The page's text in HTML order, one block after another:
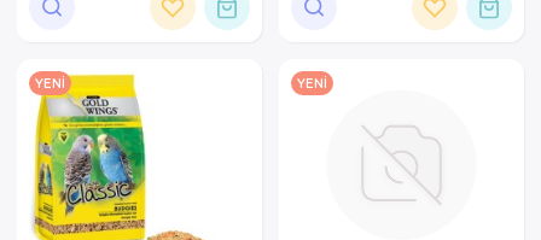
YENI YENI